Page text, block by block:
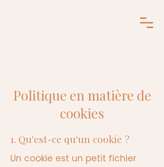
Politique en matière de
cookies
1. Qu'est-ce qu'un cookie ?
Un cookie est un petit fichier